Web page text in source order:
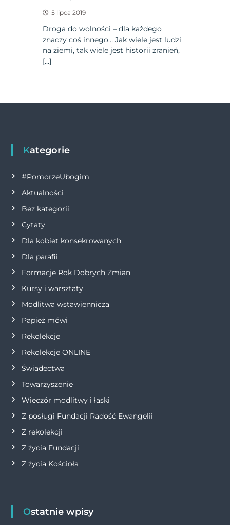
5 lipca 2019
Droga do wolności – dla każdego
znaczy coś innego… Jak wiele jest ludzi
na ziemi, tak wiele jest historii zranień,
[…]
Kategorie
#PomorzeUbogim
Aktualności
Bez kategorii
Cytaty
Dla kobiet konsekrowanych
Dla parafii
Formacje Rok Dobrych Zmian
Kursy i warsztaty
Modlitwa wstawiennicza
Papież mówi
Rekolekcje
Rekolekcje ONLINE
Świadectwa
Towarzyszenie
Wieczór modlitwy i łaski
Z posługi Fundacji Radość Ewangelii
Z rekolekcji
Z życia Fundacji
Z życia Kościoła
Ostatnie wpisy